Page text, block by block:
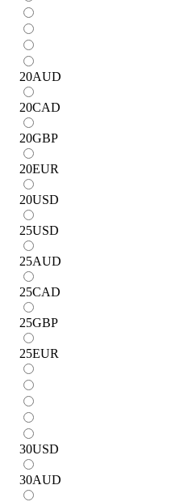
20AUD
20CAD
20GBP
20EUR
20USD
25USD
25AUD
25CAD
25GBP
25EUR
30USD
30AUD